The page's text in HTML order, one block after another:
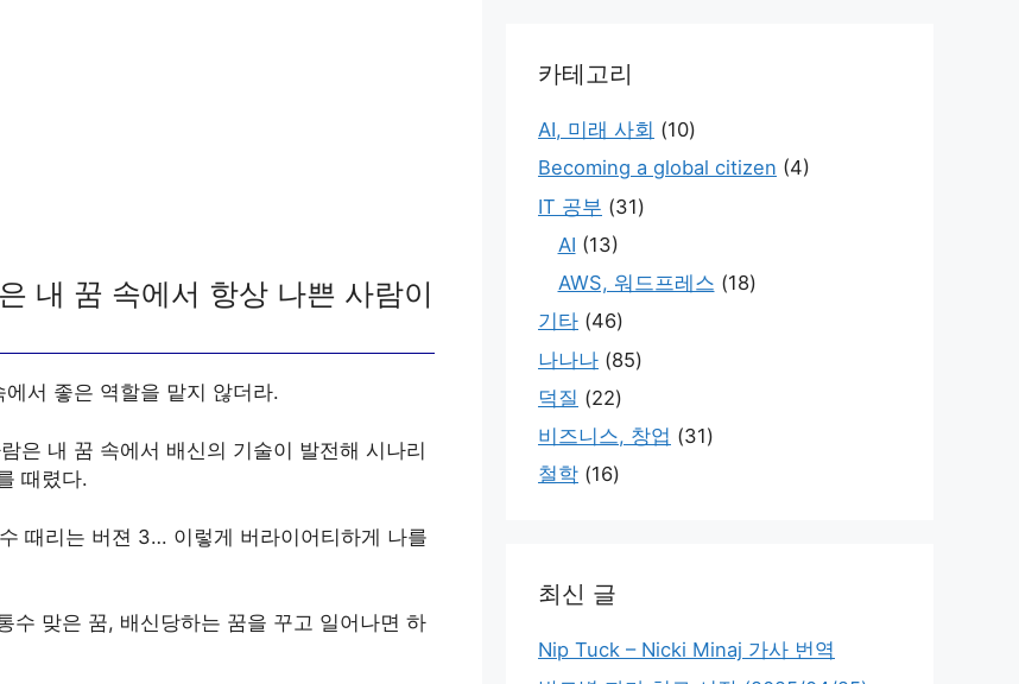
내 꿈 속에서 항상 나쁜 사람이
서 좋은 역할을 맡지 않더라.
은 내 꿈 속에서 배신의 기술이 발전해 시나리
때렸다.
때리는 버젼 3… 이렇게 버라이어티하게 나를
수 맞은 꿈, 배신당하는 꿈을 꾸고 일어나면 하
카테고리
AI, 미래 사회 (10)
Becoming a global citizen (4)
IT 공부 (31)
AI (13)
AWS, 워드프레스 (18)
기타 (46)
나나나 (85)
덕질 (22)
비즈니스, 창업 (31)
철학 (16)
최신 글
Nip Tuck – Nicki Minaj 가사 번역